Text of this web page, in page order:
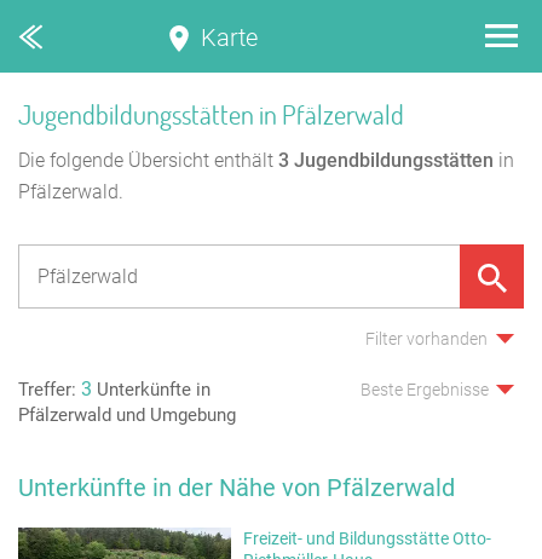
Karte
Jugendbildungsstätten in Pfälzerwald
Die folgende Übersicht enthält 3 Jugendbildungsstätten in
Pfälzerwald.
Filter vorhanden
Treffer: 3 Unterkünfte in
Pfälzerwald und Umgebung
Beste Ergebnisse
Unterkünfte in der Nähe von Pfälzerwald
Freizeit- und Bildungsstätte Otto-